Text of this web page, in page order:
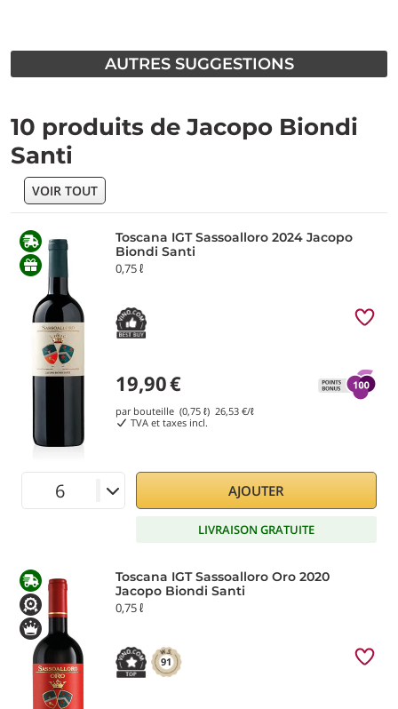
AUTRES SUGGESTIONS
10 produits de Jacopo Biondi
Santi
VOIR TOUT
Toscana IGT Sassoalloro 2024 Jacopo
Biondi Santi
0,75 ℓ
19,90€
par bouteille (0,75 ℓ) 26,53 €/ℓ
TVA et taxes incl.
AJOUTER
LIVRAISON GRATUITE
Toscana IGT Sassoalloro Oro 2020
Jacopo Biondi Santi
0,75 ℓ
91